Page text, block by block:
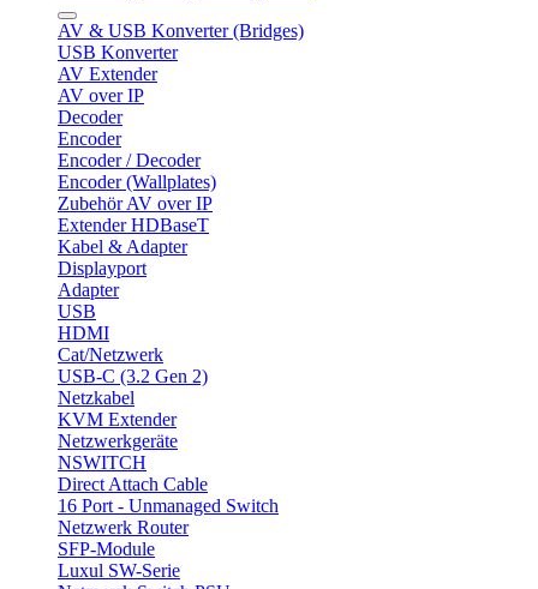
AV & USB Konverter (Bridges)
USB Konverter
AV Extender
AV over IP
Decoder
Encoder
Encoder / Decoder
Encoder (Wallplates)
Zubehör AV over IP
Extender HDBaseT
Kabel & Adapter
Displayport
Adapter
USB
HDMI
Cat/Netzwerk
USB-C (3.2 Gen 2)
Netzkabel
KVM Extender
Netzwerkgeräte
NSWITCH
Direct Attach Cable
16 Port - Unmanaged Switch
Netzwerk Router
SFP-Module
Luxul SW-Serie